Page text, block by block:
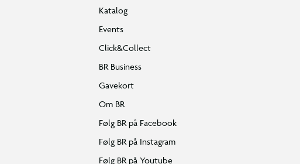
Katalog
Events
Click&Collect
BR Business
Gavekort
Om BR
Følg BR på Facebook
Følg BR på Instagram
Følg BR på Youtube